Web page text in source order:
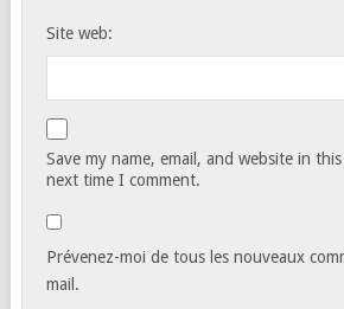
Site web:
Save my name, email, and website in
next time I comment.
Prévenez-moi de tous les nouveaux
mail.